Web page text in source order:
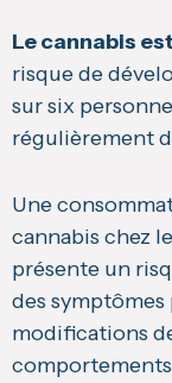
Le cannabis
risque de
sur six
régulièrement
Une
cannabis chez
présente un
des
modifications